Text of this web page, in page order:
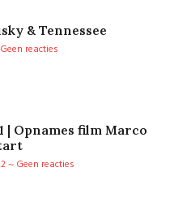
& Tennessee
Geen reacties
| Opnames film Marco
Geen reacties